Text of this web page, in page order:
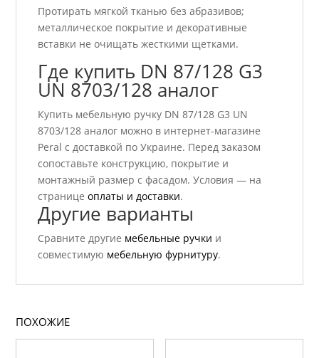
Протирать мягкой тканью без абразивов;
металлическое покрытие и декоративные
вставки не очищать жесткими щетками.
Где купить DN 87/128 G3
UN 8703/128 аналог
Купить мебельную ручку DN 87/128 G3 UN
8703/128 аналог можно в интернет-магазине
Peral с доставкой по Украине. Перед заказом
сопоставьте конструкцию, покрытие и
монтажный размер с фасадом. Условия — на
страницеоплаты и доставки.
Другие варианты
Сравните другие мебельные ручки и
совместимую мебельную фурнитуру.
ПОХОЖИЕ